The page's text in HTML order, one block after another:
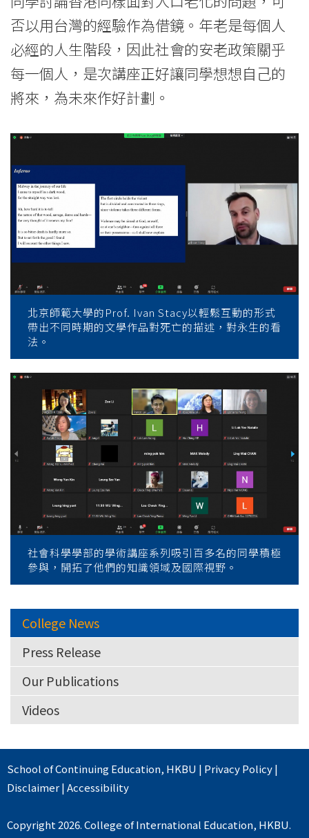
否以用台灣的經驗作為借鏡。年老是每個人
必經的人生階段，因此社會的安老政策關乎
每一個人，是次講座正好讓同學想想自己的
將來，為未來作好計劃。
北京師範大學的Prof. Ivan Stacy以輕鬆互動的形式
帶出不同時期的文學作品對死亡的描述，對永生的看
法。
社會科學學部的學術講座系列吸引百多名的同學積極
參與，開拓了他們的知識領域及國際視野。
College News
Press Release
Our Publications
Videos
School of Continuing Education, HKBU | Privacy Policy|
Disclaimer|Accessibility
Copyright 2026. College of International Education, HKBU.